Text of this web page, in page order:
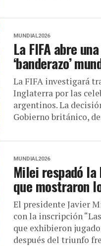
MUNDIAL2026
La FIFA abre
‘banderazo’
La FIFA investigará
Inglaterra por las
argentinos. La
Gobierno británico,
MUNDIAL2026
Milei respadó la
que mostraron
El presidente Javier
con la inscripción
que exhibieron
después del triunfo